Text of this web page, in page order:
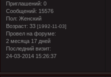
Приглашений: 0
Сообщений: 15576
Пол: Женский
Возраст: 33 [1992-11-03]
Провел на форуме:
2 месяца 17 дней
Последний визит:
24-03-2014 15:26:37